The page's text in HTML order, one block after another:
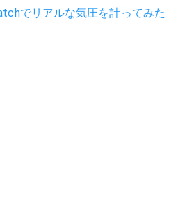
でリアルな気圧を計ってみた